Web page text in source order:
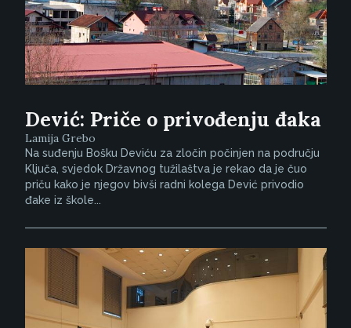
Dević: Priče o privođenju đaka
Lamija Grebo
Na suđenju Bošku Deviću za zločin počinjen na području
Ključa, svjedok Državnog tužilaštva je rekao da je čuo
priču kako je njegov bivši radni kolega Dević privodio
đake iz škole...